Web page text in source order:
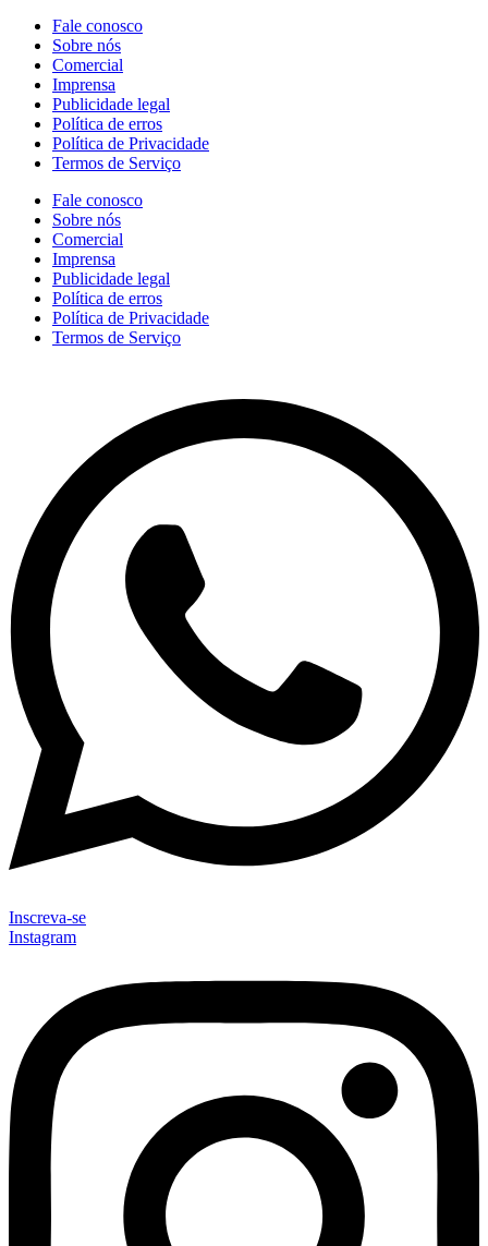
Fale conosco
Sobre nós
Comercial
Imprensa
Publicidade legal
Política de erros
Política de Privacidade
Termos de Serviço
Fale conosco
Sobre nós
Comercial
Imprensa
Publicidade legal
Política de erros
Política de Privacidade
Termos de Serviço
Inscreva-se
Instagram